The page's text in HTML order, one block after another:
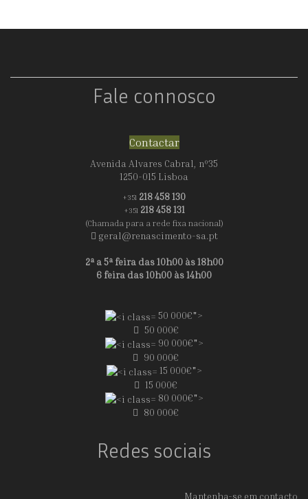
Fale connosco
Contactar
Avenida Alvares Cabral, nº35
1250-015 Lisboa
+351 218 458 130
+351 218 458 131
(Chamada para a rede fixa nacional)
geral@renascimento-sa.pt
2ª a 5ª feira das 10h00 às 18h00
6 feira das 10h00 às 14h00
50 000€">
50 000€
90 000€">
90 000€
15 000€">
15 000€
80 000€">
80 000€
Redes sociais
Mantenha-se em contacto